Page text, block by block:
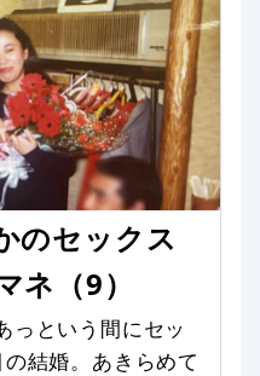
のセックス
（9）
っという間にセッ
結婚。あきらめて